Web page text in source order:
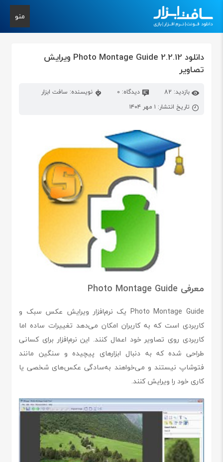
منو
دانلود Photo Montage Guide 2.2.12 ویرایش
تصاویر
بازدید: 82 دیدگاه: 0
نویسنده: سافت ابزار
تاریخ انتشار: ۱ مهر ۱۴۰۴
معرفی Photo Montage Guide
Photo Montage Guide یک نرم‌افزار ویرایش عکس سبک و
کاربردی است که به کاربران امکان می‌دهد تغییرات ساده اما
کاربردی روی تصاویر خود اعمال کنند. این نرم‌افزار برای کسانی
طراحی شده که به دنبال ابزارهای پیچیده و سنگین مانند
فتوشاپ نیستند و می‌خواهند به‌سادگی عکس‌های شخصی یا
کاری خود را ویرایش کنند.